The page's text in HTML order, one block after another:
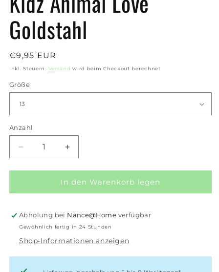
Goldstahl
Normaler
Preis
€9,95 EUR
Inkl. Steuern. Versand wird beim Checkout berechnet
Größe
Anzahl
Anzahl
Verringere
die
Menge
Kidz
Love
Goldstahl
Erhöhe
die
Menge
für
Kidz
Love
Goldstahl
In den Warenkorb legen
Abholung bei Nance@Home verfügbar
Gewöhnlich fertig in 24 Stunden
Shop-Informationen anzeigen